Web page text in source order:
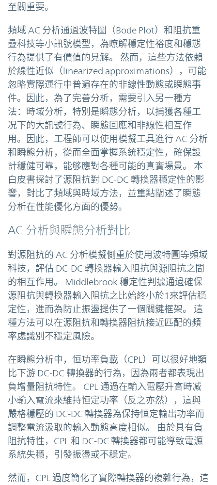
至關重要。
頻域 AC 分析通過波特圖（Bode Plot）和阻抗重
疊科技等小訊號模型，為瞭解穩定性裕度和穩態
行為提供了有價值的見解。 然而，這些方法依賴
於線性近似（linearized approximations），可能
忽略實際運行中普遍存在的非線性動態或瞬態事
件。因此，為了完善分析，需要引入另一種方
法：時域分析，特別是瞬態分析，以捕獲各種工
况下的大訊號行為、瞬態回應和非線性相互作
用。因此，工程師可以使用模擬工具進行 AC 分析
和瞬態分析，從而全面掌握系統穩定性，確保設
計穩健可靠，能够應對各種可能的真實場景。 本
白皮書探討了源阻抗對 DC-DC 轉換器穩定性的影
響，對比了頻域與時域方法，並重點闡述了瞬態
分析在性能優化方面的優勢。
AC 分析與瞬態分析對比
對源阻抗的 AC 分析模擬側重於使用波特圖等頻域
科技，評估 DC-DC 轉換器輸入阻抗與源阻抗之間
的相互作用。 Middlebrook 穩定性判據通過確保
源阻抗與轉換器輸入阻抗之比始終小於1來評估穩
定性，進而為防止振盪提供了一個關鍵框架。 這
種方法可以在源阻抗和轉換器阻抗接近匹配的頻
率處識別不穩定風險。
在瞬態分析中，恒功率負載（CPL）可以很好地類
比下游 DC-DC 轉換器的行為，因為兩者都表現出
負增量阻抗特性。 CPL 通過在輸入電壓升高時减
小輸入電流來維持恒定功率（反之亦然），這與
嚴格穩壓的 DC-DC 轉換器為保持恒定輸出功率而
調整電流汲取的輸入動態高度相似。 由於具有負
阻抗特性，CPL 和 DC-DC 轉換器都可能導致電源
系統失穩，引發振盪或不穩定。
然而，CPL 過度簡化了實際轉換器的複雜行為，這